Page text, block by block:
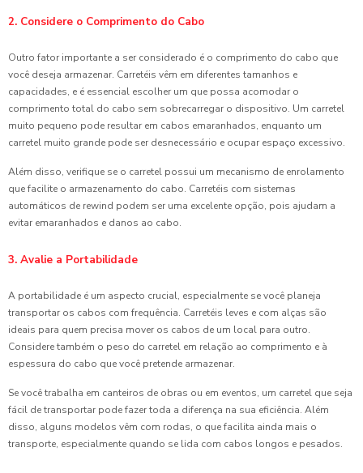
2. Considere o Comprimento do Cabo
Outro fator importante a ser considerado é o comprimento do cabo que
você deseja armazenar. Carretéis vêm em diferentes tamanhos e
capacidades, e é essencial escolher um que possa acomodar o
comprimento total do cabo sem sobrecarregar o dispositivo. Um carretel
muito pequeno pode resultar em cabos emaranhados, enquanto um
carretel muito grande pode ser desnecessário e ocupar espaço excessivo.
Além disso, verifique se o carretel possui um mecanismo de enrolamento
que facilite o armazenamento do cabo. Carretéis com sistemas
automáticos de rewind podem ser uma excelente opção, pois ajudam a
evitar emaranhados e danos ao cabo.
3. Avalie a Portabilidade
A portabilidade é um aspecto crucial, especialmente se você planeja
transportar os cabos com frequência. Carretéis leves e com alças são
ideais para quem precisa mover os cabos de um local para outro.
Considere também o peso do carretel em relação ao comprimento e à
espessura do cabo que você pretende armazenar.
Se você trabalha em canteiros de obras ou em eventos, um carretel que seja
fácil de transportar pode fazer toda a diferença na sua eficiência. Além
disso, alguns modelos vêm com rodas, o que facilita ainda mais o
transporte, especialmente quando se lida com cabos longos e pesados.